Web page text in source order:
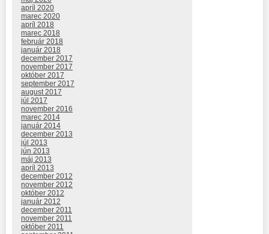
apríl 2020
marec 2020
apríl 2018
marec 2018
február 2018
január 2018
december 2017
november 2017
október 2017
september 2017
august 2017
júl 2017
november 2016
marec 2014
január 2014
december 2013
júl 2013
jún 2013
máj 2013
apríl 2013
december 2012
november 2012
október 2012
január 2012
december 2011
november 2011
október 2011